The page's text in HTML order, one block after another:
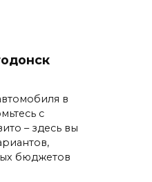
в
с
– здесь вы
бюджетов